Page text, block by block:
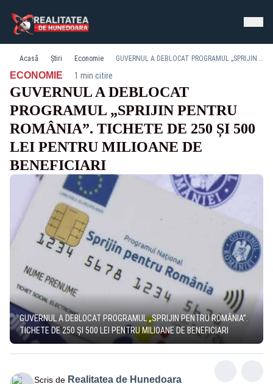
Acasă Știri Economie GUVERNUL A DEBLOCAT PROGRAMUL „SPRIJIN PENTRU ROMÂNIA”. TICHETE DE 250 ȘI 500 LEI PENTRU MILIOANE DE BENEFICIARI
ECONOMIE· 1 min citire
GUVERNUL A DEBLOCAT
PROGRAMUL „SPRIJIN PENTRU
ROMÂNIA”. TICHETE DE 250 ȘI 500
LEI PENTRU MILIOANE DE
BENEFICIARI
GUVERNUL A DEBLOCAT PROGRAMUL „SPRIJIN PENTRU ROMÂNIA”.
TICHETE DE 250 ȘI 500 LEI PENTRU MILIOANE DE BENEFICIARI
Scris de Realitatea de Hunedoara